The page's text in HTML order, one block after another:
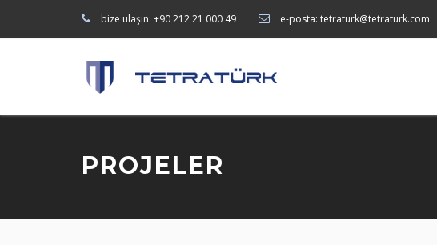
bize ulaşın: +90 212 21 000 49 e-posta: tetraturk@tetraturk.com
PROJELER